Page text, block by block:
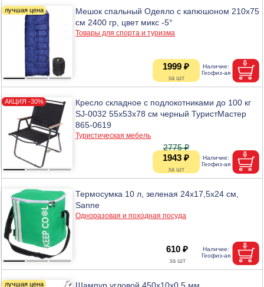
Мешок спальный Одеяло с капюшоном 210х75
см 2400 гр, цвет микс -5°
Товары для спорта и туризма
1999 ₽
Кресло складное с подлокотниками до 100 кг
SJ-0032 55х53х78 см черный ТуристМастер
865-0619
Туристическая мебель
1943 ₽
2775 ₽
Термосумка 10 л, зеленая 24х17,5х24 см,
Sanne
Одноразовая и походная посуда
610 ₽
Шампур угловой 450х10х0,5 мм